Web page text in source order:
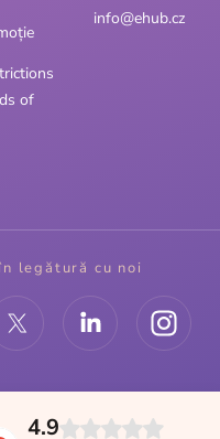
of
info@ehub.cz
legătură cu noi
4.9